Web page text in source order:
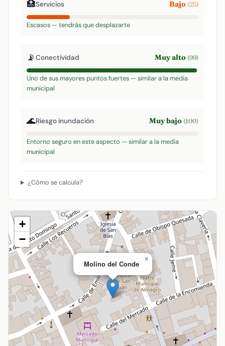
🏥Servicios Bajo (25)
Escasos — tendrás que desplazarte
📡Conectividad Muy alto (99)
Uno de sus mayores puntos fuertes — similar a la media
municipal
🌊Riesgo inundación Muy bajo (100)
Entorno seguro en este aspecto — similar a la media
municipal
¿Cómo se calcula?
Molino del Conde
×
+
−